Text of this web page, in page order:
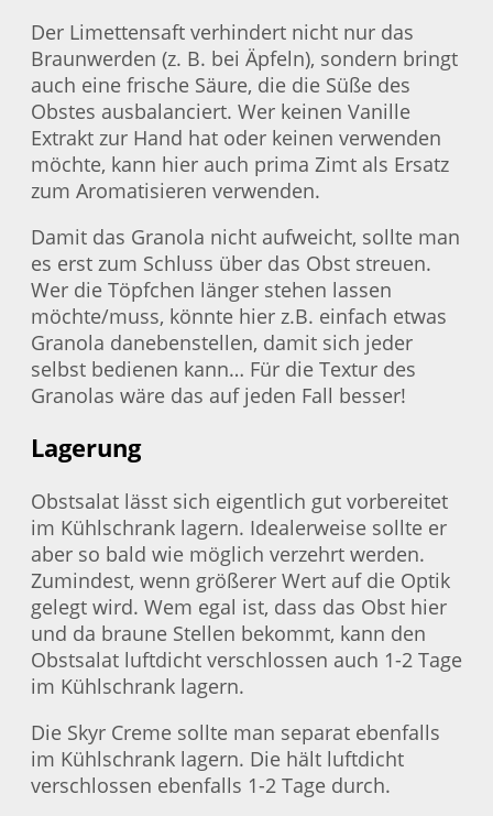
Der Limettensaft verhindert nicht nur das
Braunwerden (z. B. bei Äpfeln), sondern bringt
auch eine frische Säure, die die Süße des
Obstes ausbalanciert. Wer keinen Vanille
Extrakt zur Hand hat oder keinen verwenden
möchte, kann hier auch prima Zimt als Ersatz
zum Aromatisieren verwenden.
Damit das Granola nicht aufweicht, sollte man
es erst zum Schluss über das Obst streuen.
Wer die Töpfchen länger stehen lassen
möchte/muss, könnte hier z.B. einfach etwas
Granola danebenstellen, damit sich jeder
selbst bedienen kann… Für die Textur des
Granolas wäre das auf jeden Fall besser!
Lagerung
Obstsalat lässt sich eigentlich gut vorbereitet
im Kühlschrank lagern. Idealerweise sollte er
aber so bald wie möglich verzehrt werden.
Zumindest, wenn größerer Wert auf die Optik
gelegt wird. Wem egal ist, dass das Obst hier
und da braune Stellen bekommt, kann den
Obstsalat luftdicht verschlossen auch 1-2 Tage
im Kühlschrank lagern.
Die Skyr Creme sollte man separat ebenfalls
im Kühlschrank lagern. Die hält luftdicht
verschlossen ebenfalls 1-2 Tage durch.